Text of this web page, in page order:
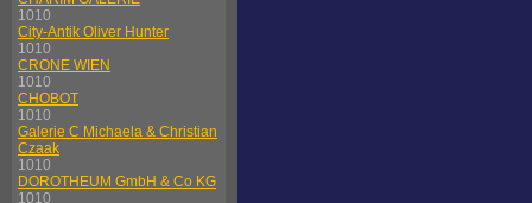
1010
City-Antik Oliver Hunter
1010
CRONE WIEN
1010
CHOBOT
1010
Galerie C Michaela & Christian
Czaak
1010
DOROTHEUM GmbH & Co KG
1010